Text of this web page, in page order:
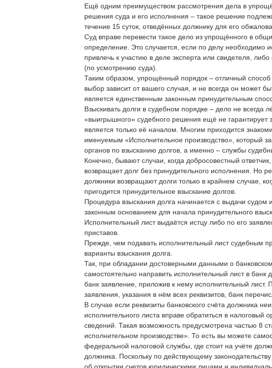
Ещё одним преимуществом рассмотрения дела в
решения суда и его исполнения – такое решение
течение 15 суток, отведённых должнику для его
Суд вправе перевести такое дело из упрощённого в
определение. Это случается, если по делу необходимо
привлечь к участию в деле эксперта или свидетеля,
(по усмотрению суда).
Таким образом, упрощённый порядок – отличный способ
выбор зависит от вашего случая, и не всегда он может
является единственным законным принудительным
Взыскивать долги в судебном порядке – дело не всегда
«выигрышного» судебного решения ещё не гарантирует
является только её началом. Многим приходится
именуемым «Исполнительное производство», который
органов по взысканию долгов, а именно – службы
Конечно, бывают случаи, когда добросовестный
возвращает долг без принудительного исполнения. Но
должники возвращают долги только в крайнем случае,
пригодится принудительное взыскание долгов.
Процедура взыскания долга начинается с выдачи судом
законным основанием для начала принудительного
Исполнительный лист выдаётся истцу либо по его
приставов.
Прежде, чем подавать исполнительный лист судебным
варианты взыскания долга.
Так, при обладании достоверными данными о
самостоятельно направить исполнительный лист в
банк заявление, приложив к нему исполнительный
заявления, указания в нём всех реквизитов, банк
В случае если реквизиты банковского счёта должника
исполнительного листа вправе обратиться в налоговый
сведений. Такая возможность предусмотрена частью 8
исполнительном производстве». То есть вы можете
федеральной налоговой службы, где стоит на учёте
должника. Поскольку по действующему